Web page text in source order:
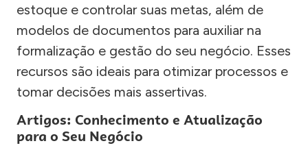
estoque e controlar suas metas, além de
modelos de documentos para auxiliar na
formalização e gestão do seu negócio. Esses
recursos são ideais para otimizar processos e
tomar decisões mais assertivas.
Artigos: Conhecimento e Atualização
para o Seu Negócio